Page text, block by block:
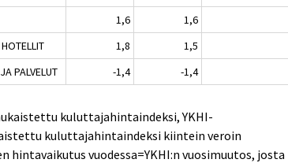
1,6
1,6
1,8
1,5
PALVELUT
-1,4 -1,4
kuluttajahintaindeksi, YKHI-
kuluttajahintaindeksi kiintein veroin
hintavaikutus vuodessa=YKHI:n vuosimuutos, josta